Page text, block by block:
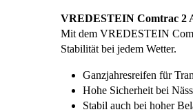
VREDESTEIN Comtrac 2
Mit dem VREDESTEIN
Stabilität bei jedem Wetter.
Ganzjahresreifen für
Hohe Sicherheit bei
Stabil auch bei hoher